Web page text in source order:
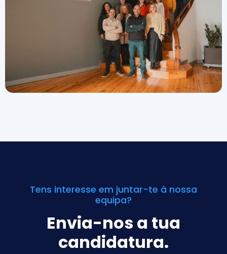
Tens interesse em juntar-te à nossa
equipa?
Envia-nos a tua
candidatura.